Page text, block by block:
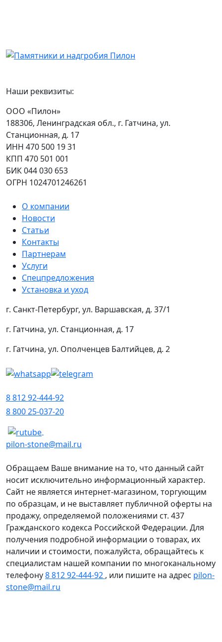
Наши реквизиты:
ООО «Пилон»
188306, Ленинградская обл., г. Гатчина, ул.
Станционная, д. 17
ИНН 470 500 19 31
КПП 470 501 001
БИК 044 030 653
ОГРН 1024701246261
О компании
Новости
Статьи
Контакты
Партнерам
Услуги
Спецпредложения
Установка и уход
г. Санкт-Петербург, ул. Варшавская, д. 37/1
г. Гатчина, ул. Станционная, д. 17
г. Гатчина, ул. Ополченцев Балтийцев, д. 2
8 812 92-444-92
8 800 25-037-20
pilon-stone@mail.ru
Обращаем Ваше внимание на то, что данный сайт
носит исключительно информационный характер.
Сайт не является интернет-магазином, торгующим
по образцам, и не выставляет публичной оферты на
продажу, определяемой положениями ст. 437
Гражданского кодекса Российской Федерации. Для
получения подробной информации о товарах, их
наличии и стоимости, пожалуйста, обращайтесь к
специалистам нашей компании по многоканальному
телефону8 812 92-444-92 , или пишите на адрес pilon-
stone@mail.ru